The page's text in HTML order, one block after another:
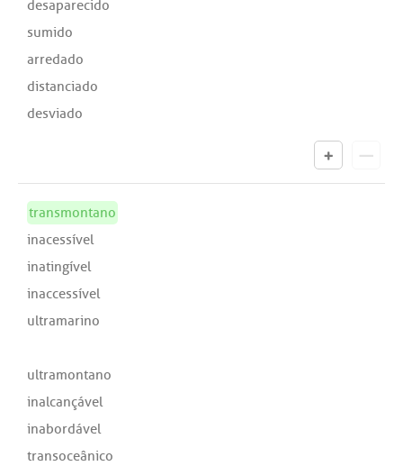
desaparecido
sumido
arredado
distanciado
desviado
transmontano
inacessível
inatingível
inaccessível
ultramarino
ultramontano
inalcançável
inabordável
transoceânico